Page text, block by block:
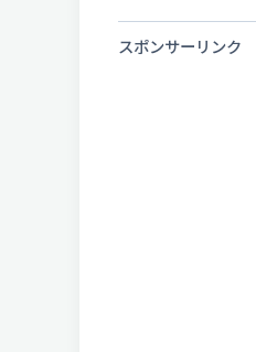
スポンサーリンク